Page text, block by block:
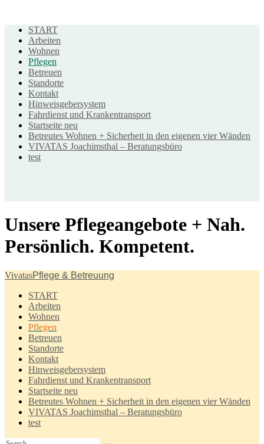
VIVATAS Karriereservice
Lichterfelder Str. 1-4, 16227 Eberswalde
(03334) 280 280
bewerbung@vivatas.de
VIVATAS Geschäftsstelle
Lichterfelder Str. 1-4, 16227 Eberswalde
Fax (03334) 28 60 70
START
Arbeiten
Wohnen
Pflegen
Betreuen
Standorte
Kontakt
Hinweisgebersystem
Fahrdienst und Krankentransport
Startseite neu
Betreutes Wohnen + Sicherheit in den eigenen vier Wänden
VIVATAS Joachimsthal – Beratungsbüro
test
Unsere Pflegeangebote + Nah.
Persönlich. Kompetent.
VivatasPflege & Betreuung
START
Arbeiten
Wohnen
Pflegen
Betreuen
Standorte
Kontakt
Hinweisgebersystem
Fahrdienst und Krankentransport
Startseite neu
Betreutes Wohnen + Sicherheit in den eigenen vier Wänden
VIVATAS Joachimsthal – Beratungsbüro
test